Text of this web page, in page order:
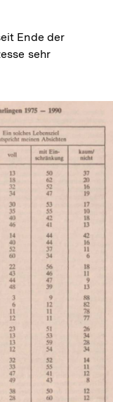
Ende der
sehr